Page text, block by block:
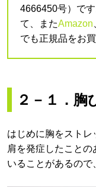
4666450号）で
て、またAmazon
でも正規品をお
２－１．胸
はじめに胸をスト
肩を発症したこと
いることがあるので